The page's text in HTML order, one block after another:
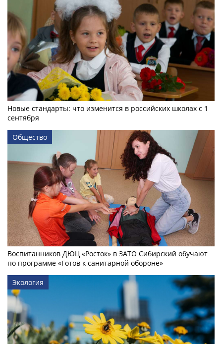
Новые стандарты: что изменится в российских школах с 1
сентября
Общество
Воспитанников ДЮЦ «Росток» в ЗАТО Сибирский обучают
по программе «Готов к санитарной обороне»
Экология